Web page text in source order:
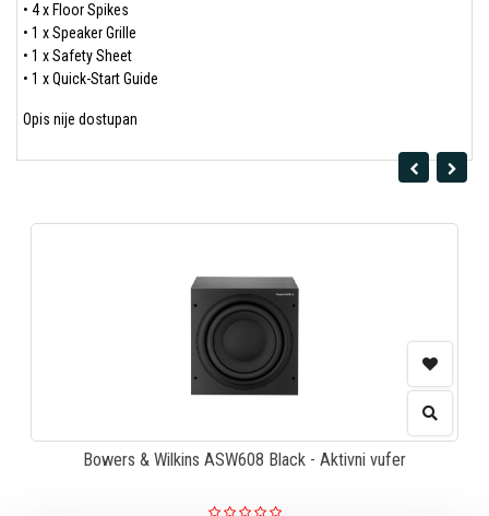
• 4 x Floor Spikes
• 1 x Speaker Grille
• 1 x Safety Sheet
• 1 x Quick-Start Guide
Opis nije dostupan
Bowers & Wilkins ASW608 Black - Aktivni vufer